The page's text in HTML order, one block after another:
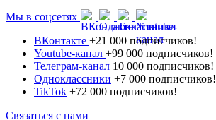
Мы в соцсетях
ВКонтакте +21 000 подписчиков!
Youtube-канал +99 000 подписчиков!
Телеграм-канал 10 000 подписчиков!
Одноклассники +7 000 подписчиков!
TikTok +72 000 подписчиков!
Связаться с нами